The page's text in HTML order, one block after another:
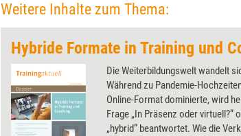
Weitere Inhalte zum Thema:
Die Weiterbildungswelt wandelt
Während zu Pandemie-
Online-Format dominierte, wird
Frage „In Präsenz oder virtuell?“
„hybrid“ beantwortet. Wie die